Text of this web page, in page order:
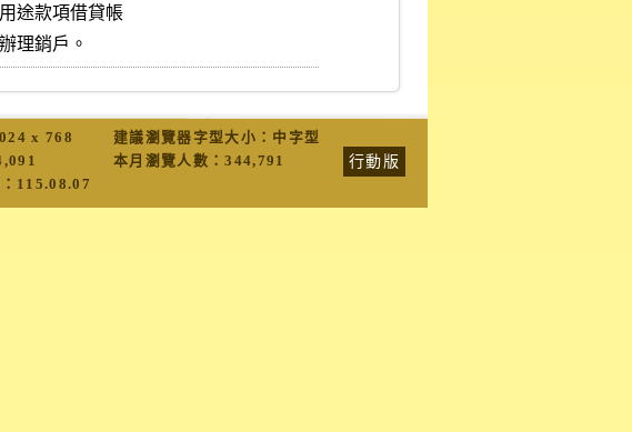
途款項借貸帳
理銷戶。
x 768 建議瀏覽器字型大小：中字型
行動版
本月瀏覽人數：344,791
115.08.07